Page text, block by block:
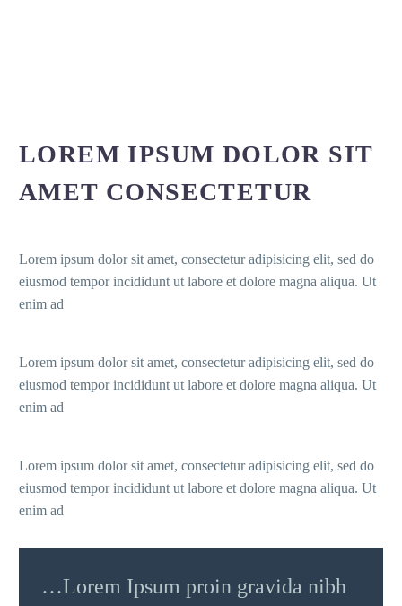
LOREM IPSUM DOLOR SIT
AMET CONSECTETUR
Lorem ipsum dolor sit amet, consectetur adipisicing elit, sed do
eiusmod tempor incididunt ut labore et dolore magna aliqua. Ut
enim ad
Lorem ipsum dolor sit amet, consectetur adipisicing elit, sed do
eiusmod tempor incididunt ut labore et dolore magna aliqua. Ut
enim ad
Lorem ipsum dolor sit amet, consectetur adipisicing elit, sed do
eiusmod tempor incididunt ut labore et dolore magna aliqua. Ut
enim ad
…Lorem Ipsum proin gravida nibh